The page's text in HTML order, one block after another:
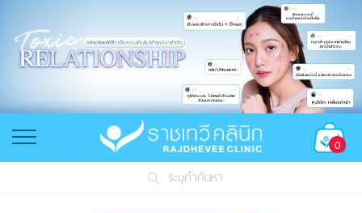
0
ระบุคำค้นหา